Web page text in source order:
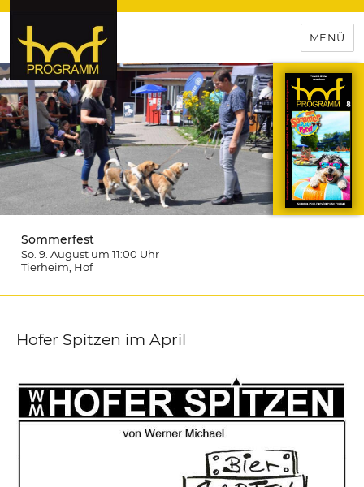
hof-programm – das
Veranstaltungsportal für
Hochfranken
MENÜ
Sommerfest
So. 9. August um 11:00 Uhr
Tierheim , Hof
Hofer Spitzen im April